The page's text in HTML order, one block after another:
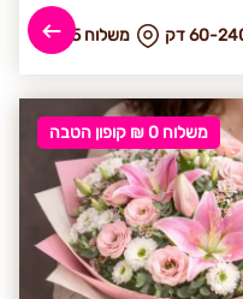
₪ משלוח 35 240 דק
משלוח 0 ₪ קופון הטבה